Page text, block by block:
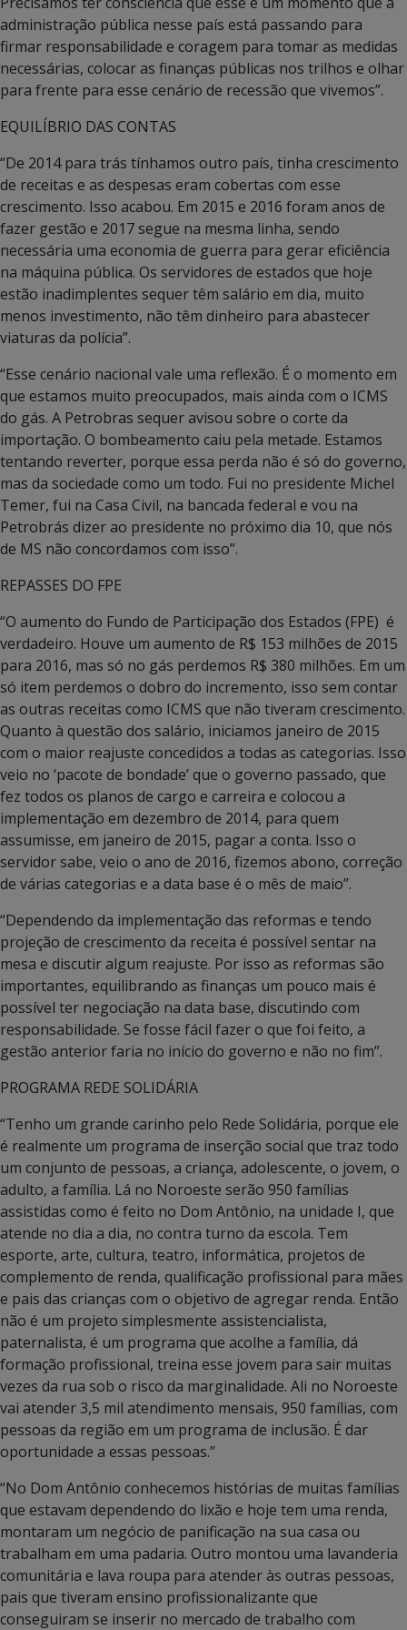
administração pública nesse país está passando para
firmar responsabilidade e coragem para tomar as medidas
necessárias, colocar as finanças públicas nos trilhos e olhar
para frente para esse cenário de recessão que vivemos”.
EQUILÍBRIO DAS CONTAS
“De 2014 para trás tínhamos outro país, tinha crescimento
de receitas e as despesas eram cobertas com esse
crescimento. Isso acabou. Em 2015 e 2016 foram anos de
fazer gestão e 2017 segue na mesma linha, sendo
necessária uma economia de guerra para gerar eficiência
na máquina pública. Os servidores de estados que hoje
estão inadimplentes sequer têm salário em dia, muito
menos investimento, não têm dinheiro para abastecer
viaturas da polícia”.
“Esse cenário nacional vale uma reflexão. É o momento em
que estamos muito preocupados, mais ainda com o ICMS
do gás. A Petrobras sequer avisou sobre o corte da
importação. O bombeamento caiu pela metade. Estamos
tentando reverter, porque essa perda não é só do governo,
mas da sociedade como um todo. Fui no presidente Michel
Temer, fui na Casa Civil, na bancada federal e vou na
Petrobrás dizer ao presidente no próximo dia 10, que nós
de MS não concordamos com isso”.
REPASSES DO FPE
“O aumento do Fundo de Participação dos Estados (FPE) é
verdadeiro. Houve um aumento de R$ 153 milhões de 2015
para 2016, mas só no gás perdemos R$ 380 milhões. Em um
só item perdemos o dobro do incremento, isso sem contar
as outras receitas como ICMS que não tiveram crescimento.
Quanto à questão dos salário, iniciamos janeiro de 2015
com o maior reajuste concedidos a todas as categorias. Isso
veio no ‘pacote de bondade’ que o governo passado, que
fez todos os planos de cargo e carreira e colocou a
implementação em dezembro de 2014, para quem
assumisse, em janeiro de 2015, pagar a conta. Isso o
servidor sabe, veio o ano de 2016, fizemos abono, correção
de várias categorias e a data base é o mês de maio”.
“Dependendo da implementação das reformas e tendo
projeção de crescimento da receita é possível sentar na
mesa e discutir algum reajuste. Por isso as reformas são
importantes, equilibrando as finanças um pouco mais é
possível ter negociação na data base, discutindo com
responsabilidade. Se fosse fácil fazer o que foi feito, a
gestão anterior faria no início do governo e não no fim”.
PROGRAMA REDE SOLIDÁRIA
“Tenho um grande carinho pelo Rede Solidária, porque ele
é realmente um programa de inserção social que traz todo
um conjunto de pessoas, a criança, adolescente, o jovem, o
adulto, a família. Lá no Noroeste serão 950 famílias
assistidas como é feito no Dom Antônio, na unidade I, que
atende no dia a dia, no contra turno da escola. Tem
esporte, arte, cultura, teatro, informática, projetos de
complemento de renda, qualificação profissional para mães
e pais das crianças com o objetivo de agregar renda. Então
não é um projeto simplesmente assistencialista,
paternalista, é um programa que acolhe a família, dá
formação profissional, treina esse jovem para sair muitas
vezes da rua sob o risco da marginalidade. Ali no Noroeste
vai atender 3,5 mil atendimento mensais, 950 famílias, com
pessoas da região em um programa de inclusão. É dar
oportunidade a essas pessoas.”
“No Dom Antônio conhecemos histórias de muitas famílias
que estavam dependendo do lixão e hoje tem uma renda,
montaram um negócio de panificação na sua casa ou
trabalham em uma padaria. Outro montou uma lavanderia
comunitária e lava roupa para atender às outras pessoas,
pais que tiveram ensino profissionalizante que
conseguiram se inserir no mercado de trabalho com